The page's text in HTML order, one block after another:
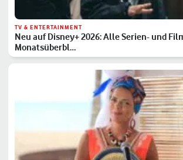
TV & ENTERTAINMENT
Neu auf Disney+ 2026: Alle Serien- und
Monatsüberbl…